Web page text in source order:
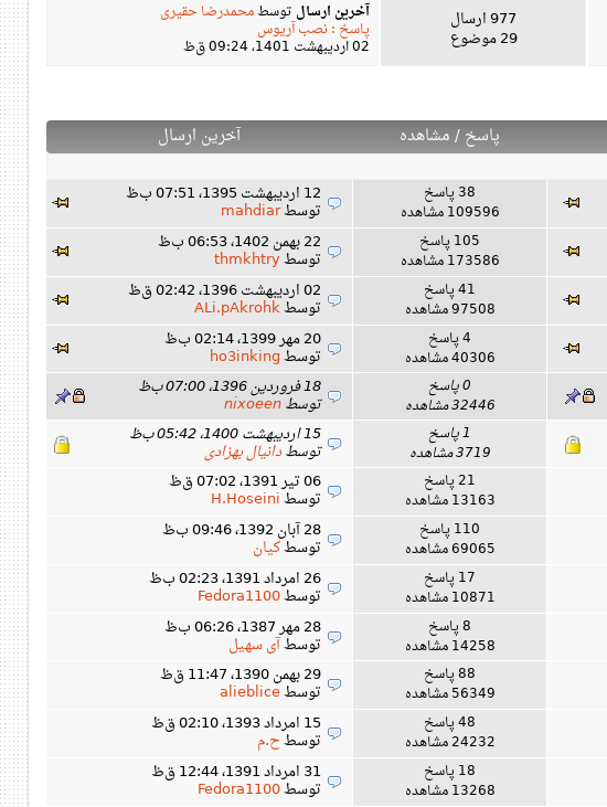
977 ارسال
29 موضوع
آخرین ارسال توسطمحمدرضا حقیری
پاسخ : نصب آریوس
02 اردیبهشت 1401، 09:24 ق‌ظ
پاسخ/مشاهده آخرین ارسال
38 پاسخ
109596 مشاهده
12 اردیبهشت 1395، 07:51 ب‌ظ
توسطmahdiar
105 پاسخ
173586 مشاهده
22 بهمن 1402، 06:53 ب‌ظ
توسطthmkhtry
41 پاسخ
97508 مشاهده
02 اردیبهشت 1396، 02:42 ق‌ظ
توسطALi.pAkrohk
4 پاسخ
40306 مشاهده
20 مهر 1399، 02:14 ب‌ظ
توسطho3inking
0 پاسخ
32446 مشاهده
18 فروردین 1396، 07:00 ب‌ظ
توسطnixoeen
1 پاسخ
3719 مشاهده
15 اردیبهشت 1400، 05:42 ب‌ظ
توسطدانیال بهزادی
21 پاسخ
13163 مشاهده
06 تیر 1391، 07:02 ق‌ظ
توسطH.Hoseini
110 پاسخ
69065 مشاهده
28 آبان 1392، 09:46 ب‌ظ
توسطکیان
17 پاسخ
10871 مشاهده
26 امرداد 1391، 02:23 ب‌ظ
توسطFedora1100
8 پاسخ
14258 مشاهده
28 مهر 1387، 06:26 ب‌ظ
توسطآی سهیل
88 پاسخ
56349 مشاهده
29 بهمن 1390، 11:47 ق‌ظ
توسطalieblice
48 پاسخ
24232 مشاهده
15 امرداد 1393، 02:10 ق‌ظ
توسطح.م
18 پاسخ
13268 مشاهده
31 امرداد 1391، 12:44 ق‌ظ
توسطFedora1100